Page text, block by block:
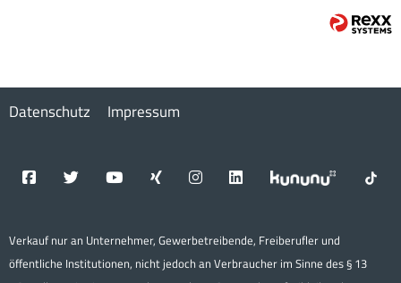
Datenschutz Impressum
Verkauf nur an Unternehmer, Gewerbetreibende, Freiberufler und
öffentliche Institutionen, nicht jedoch an Verbraucher im Sinne des § 13